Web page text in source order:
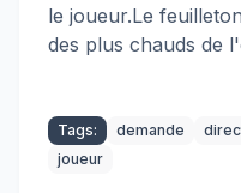
le joueur.Le
des plus chauds de
Tags: demande
joueur